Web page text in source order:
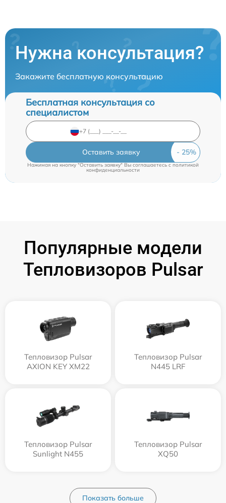
Нужна консультация?
Закажите бесплатную консультацию
Бесплатная консультация со
специалистом
Оставить заявку
Нажимая на кнопку "Оставить заявку" Вы соглашаетесь cполитикой
конфиденциальности
Популярные модели
Тепловизоров Pulsar
Тепловизор Pulsar
AXION KEY XM22
Тепловизор Pulsar
N445 LRF
Тепловизор Pulsar
Sunlight N455
Тепловизор Pulsar
XQ50
Показать больше